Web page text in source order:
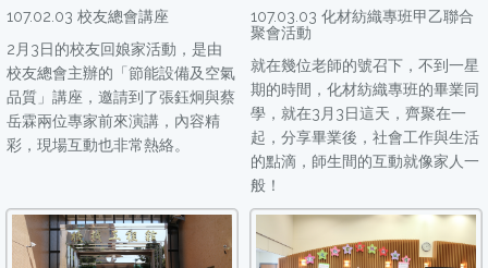
107.02.03 校友總會講座
2月3日的校友回娘家活動，是由
校友總會主辦的「節能設備及空氣
品質」講座，邀請到了張鈺炯與蔡
岳霖兩位專家前來演講，內容精
彩，現場互動也非常熱絡。
107.03.03 化材紡織專班甲乙聯合
聚會活動
就在幾位老師的號召下，不到一星
期的時間，化材紡織專班的畢業同
學，就在3月3日這天，齊聚在一
起，分享畢業後，社會工作與生活
的點滴，師生間的互動就像家人一
般！